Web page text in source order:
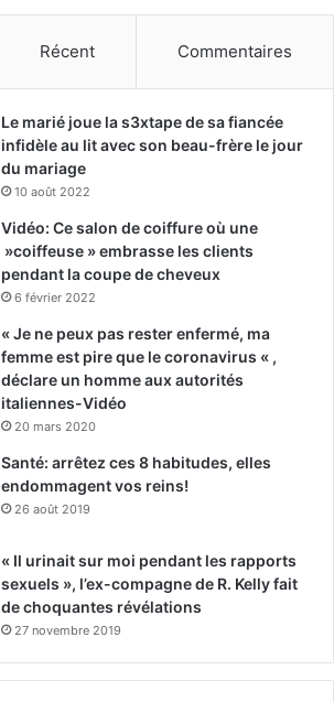
Récent Commentaires
Le marié joue la s3xtape de sa fiancée
infidèle au lit avec son beau-frère le jour
du mariage
10 août 2022
Vidéo: Ce salon de coiffure où une
»coiffeuse » embrasse les clients
pendant la coupe de cheveux
6 février 2022
« Je ne peux pas rester enfermé, ma
femme est pire que le coronavirus « ,
déclare un homme aux autorités
italiennes-Vidéo
20 mars 2020
Santé: arrêtez ces 8 habitudes, elles
endommagent vos reins!
26 août 2019
« Il urinait sur moi pendant les rapports
sexuels », l’ex-compagne de R. Kelly fait
de choquantes révélations
27 novembre 2019